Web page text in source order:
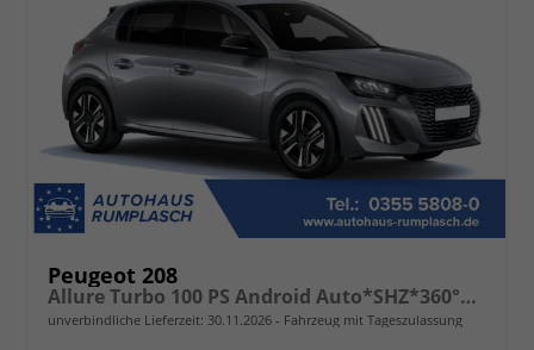
Peugeot 208
Allure Turbo 100 PS Android Auto*SHZ*360°*Totwinkel*PDC v/h*Klimaauto*Tempomat*
unverbindliche Lieferzeit: 30.11.2026 Fahrzeug mit Tageszulassung